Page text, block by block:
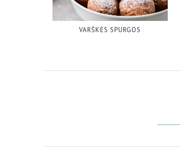
VARŠKĖS SPURGOS